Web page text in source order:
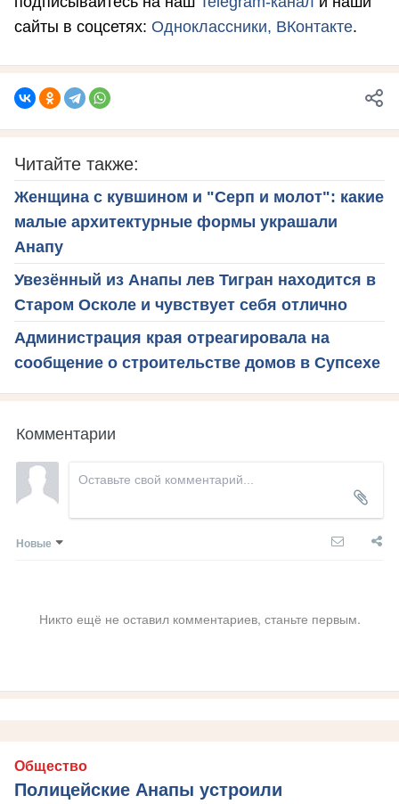
сайты в соцсетях: Одноклассники, ВКонтакте.
Читайте также:
Женщина с кувшином и "Серп и молот": какие
малые архитектурные формы украшали
Анапу
Увезённый из Анапы лев Тигран находится в
Старом Осколе и чувствует себя отлично
Администрация края отреагировала на
сообщение о строительстве домов в Супсехе
Комментарии
Новые
Никто ещё не оставил комментариев, станьте первым.
Общество
Полицейские Анапы устроили